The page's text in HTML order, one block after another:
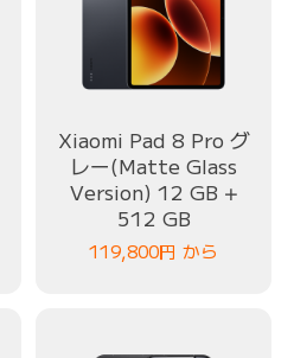
Xiaomi Pad 8 Pro グ
レー(Matte Glass
Version) 12 GB +
512 GB
119,800円 から